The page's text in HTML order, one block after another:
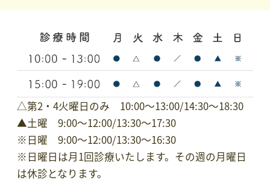
△第2・4火曜日のみ 10:00～13:00/14:30〜18:30
▲土曜 9:00～12:00/13:30～17:30
※日曜 9:00～12:00/13:30～16:30
※ 日曜日は月1回診療いたします。その週の月曜日
は休診となります。